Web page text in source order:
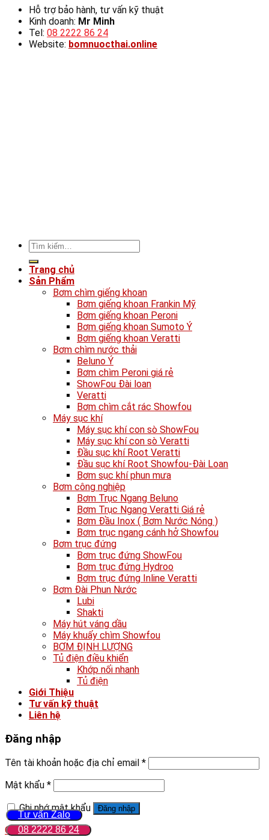
Hỗ trợ bảo hành, tư vấn kỹ thuật
Kinh doanh: Mr Minh
Tel: 08 2222 86 24
Website: bomnuocthai.online
Tư vấn Zalo
08 2222 86 24
Tìm
Trang chủ
Sản Phẩm
Bơm chìm giếng khoan
Bơm giếng khoan Frankin Mỹ
Bơm giếng khoan Peroni
Bơm giếng khoan Sumoto Ý
Bơm giếng khoan Veratti
Bơm chìm nước thải
Beluno Ý
Bơm chìm Peroni giá rẻ
ShowFou Đài loan
Veratti
Bơm chìm cắt rác Showfou
Máy sục khí
Máy sục khí con sò ShowFou
Máy sục khí con sò Veratti
Đầu sục khí Root Veratti
Đầu sục khí Root Showfou-Đài Loan
Bơm sục khí phun mưa
Bơm công nghiệp
Bơm Trục Ngang Beluno
Bơm Trục Ngang Veratti Giá rẻ
Bơm Đầu Inox ( Bơm Nước Nóng )
Bơm trục ngang cánh hở Showfou
Bơm trục đứng
Bơm trục đứng ShowFou
Bơm trục đứng Hydroo
Bơm trục đứng Inline Veratti
Bơm Đài Phun Nước
Lubi
Shakti
Máy hút váng dầu
Máy khuấy chìm Showfou
BƠM ĐỊNH LƯỢNG
Tủ điện điều khiển
Khớp nối nhanh
Tủ điện
Giới Thiệu
Tư vấn kỹ thuật
Liên hệ
Đăng nhập
Tên tài khoản hoặc địa chỉ email *
Mật khẩu *
Ghi nhớ mật khẩu
Đăng nhập
Quên mật khẩu?